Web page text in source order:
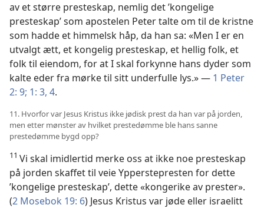
av et større presteskap, nemlig det ’kongelige
presteskap’ som apostelen Peter talte om til de kristne
som hadde et himmelsk håp, da han sa: «Men I er en
utvalgt ætt, et kongelig presteskap, et hellig folk, et
folk til eiendom, for at I skal forkynne hans dyder som
kalte eder fra mørke til sitt underfulle lys.» — 1 Peter
2: 9; 1: 3, 4.
11. Hvorfor var Jesus Kristus ikke jødisk prest da han var på jorden,
men etter mønster av hvilket prestedømme ble hans sanne
prestedømme bygd opp?
11 Vi skal imidlertid merke oss at ikke noe presteskap
på jorden skaffet til veie Ypperstepresten for dette
’kongelige presteskap’, dette «kongerike av prester».
(2 Mosebok 19: 6) Jesus Kristus var jøde eller israelitt